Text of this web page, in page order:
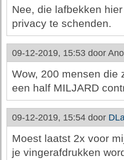
Nee, die lafbekken
privacy te schenden.
09-12-2019, 15:53 door
Wow, 200 mensen die
een half MILJARD
09-12-2019, 15:54 door
Moest laatst 2x voor
je vingerafdrukken